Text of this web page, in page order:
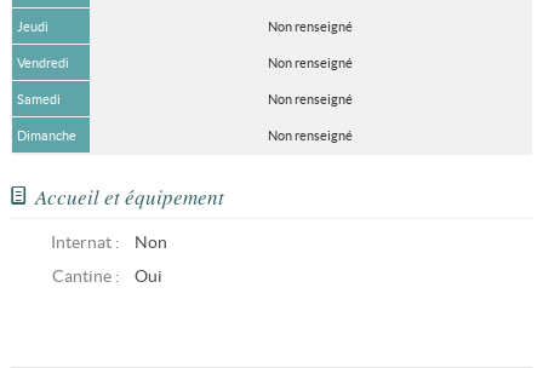
Jeudi Non renseigné
Vendredi Non renseigné
Samedi Non renseigné
Dimanche Non renseigné
Accueil et équipement
Internat :
Non
Cantine :
Oui